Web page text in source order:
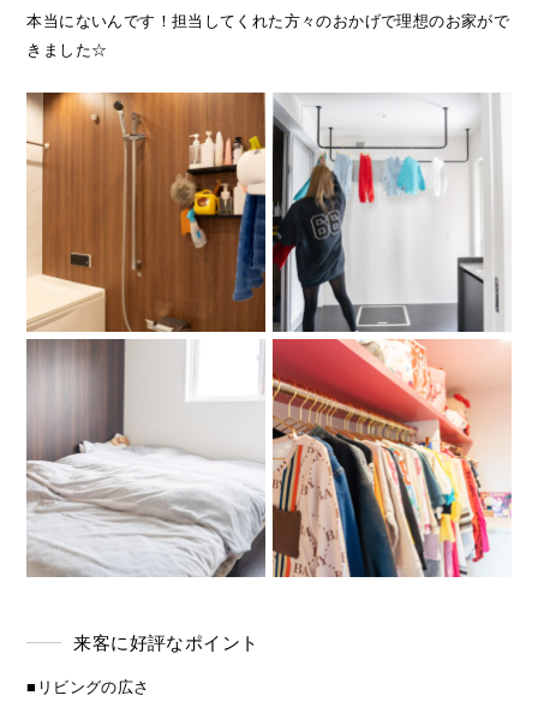
本当にないんです！担当してくれた方々のおかげで理想のお家がで
きました☆
来客に好評なポイント
■リビングの広さ